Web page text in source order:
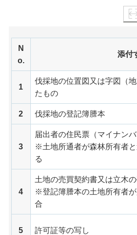
N
o.
添付
1
伐採地の位置図又は字図（
たもの
2 伐採地の登記簿謄本
3
届出者の住民票（マイナン
※土地所通者が森林所有者
る
4
土地の売買契約書又は立木
※登記簿謄本の土地所有者
合
5 許可証等の写し